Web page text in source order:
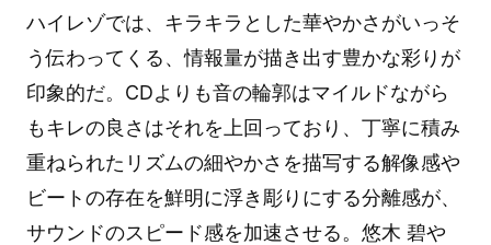
ハイレゾでは、キラキラとした華やかさがいっそ
う伝わってくる、情報量が描き出す豊かな彩りが
印象的だ。CDよりも音の輪郭はマイルドながら
もキレの良さはそれを上回っており、丁寧に積み
重ねられたリズムの細やかさを描写する解像感や
ビートの存在を鮮明に浮き彫りにする分離感が、
サウンドのスピード感を加速させる。悠木 碧や